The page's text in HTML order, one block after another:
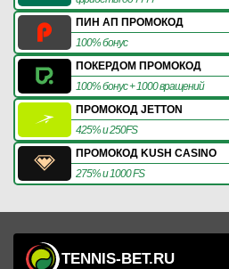
ПИН АП ПРОМОКОД
100% бонус
ПОКЕРДОМ ПРОМОКОД
100% бонус + 1000 вращений
ПРОМОКОД JETTON
425% и 250FS
ПРОМОКОД KUSH CASINO
275% и 1000 FS
TENNIS-BET.RU